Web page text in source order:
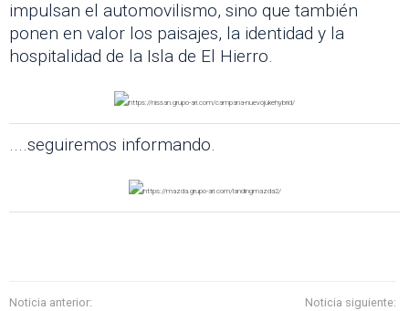
impulsan el automovilismo, sino que también
ponen en valor los paisajes, la identidad y la
hospitalidad de la Isla de El Hierro.
....seguiremos informando.
Noticia anterior: Noticia siguiente: